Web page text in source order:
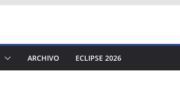
ARCHIVO ECLIPSE 2026